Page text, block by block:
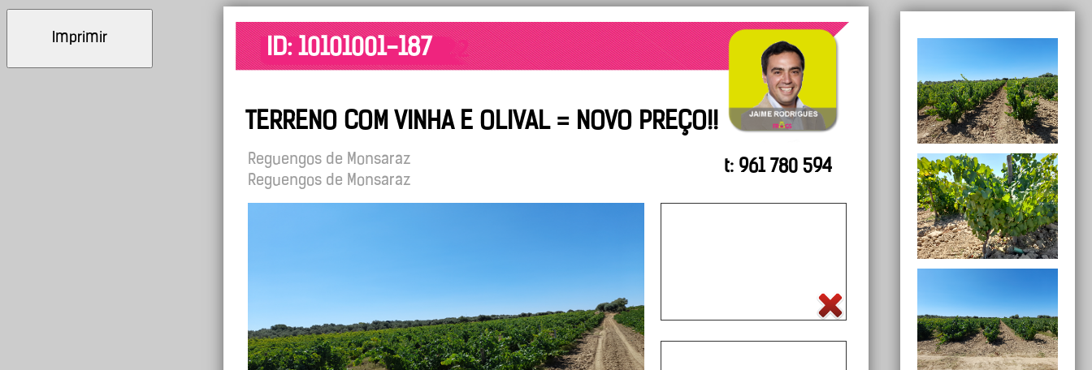
ID: 10101001-187
t: 961 780 594
TERRENO COM VINHA E OLIVAL = NOVO PREÇO!!
Reguengos de Monsaraz
Reguengos de Monsaraz
Imprimir